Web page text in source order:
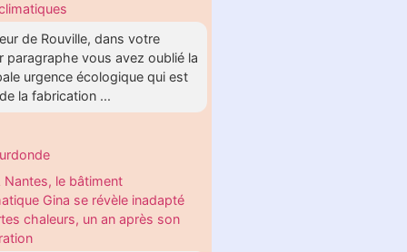
de Rouville, dans votre
paragraphe vous avez oublié la
urgence écologique qui est
la fabrication ...
Nantes, le bâtiment
Gina se révèle inadapté
chaleurs, un an après son